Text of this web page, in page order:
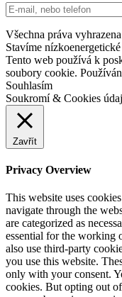
Všechna práva
Stavíme
Tento web používá k
soubory cookie.
Souhlasím
Soukromí & Cookies
Zavřít
Privacy Overview
This website uses
navigate through the
are categorized as
essential for the working
also use third-party
you use this website.
only with your consent.
cookies. But opting out